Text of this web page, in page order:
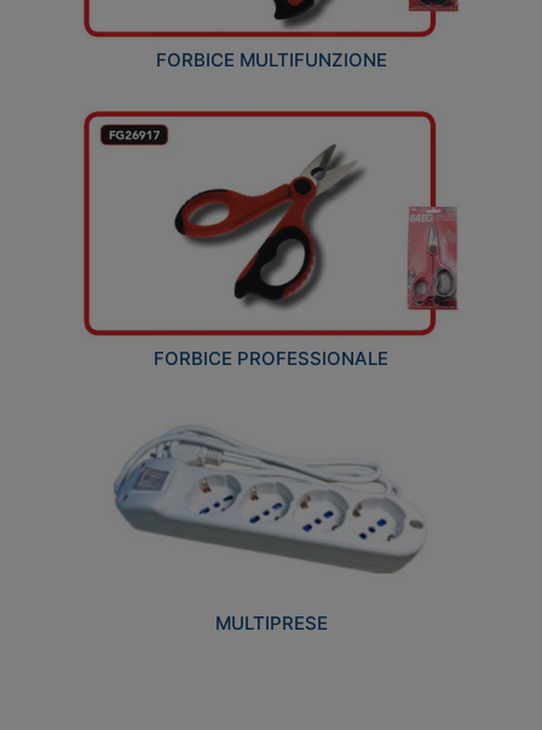
FORBICE MULTIFUNZIONE
FORBICE PROFESSIONALE
MULTIPRESE